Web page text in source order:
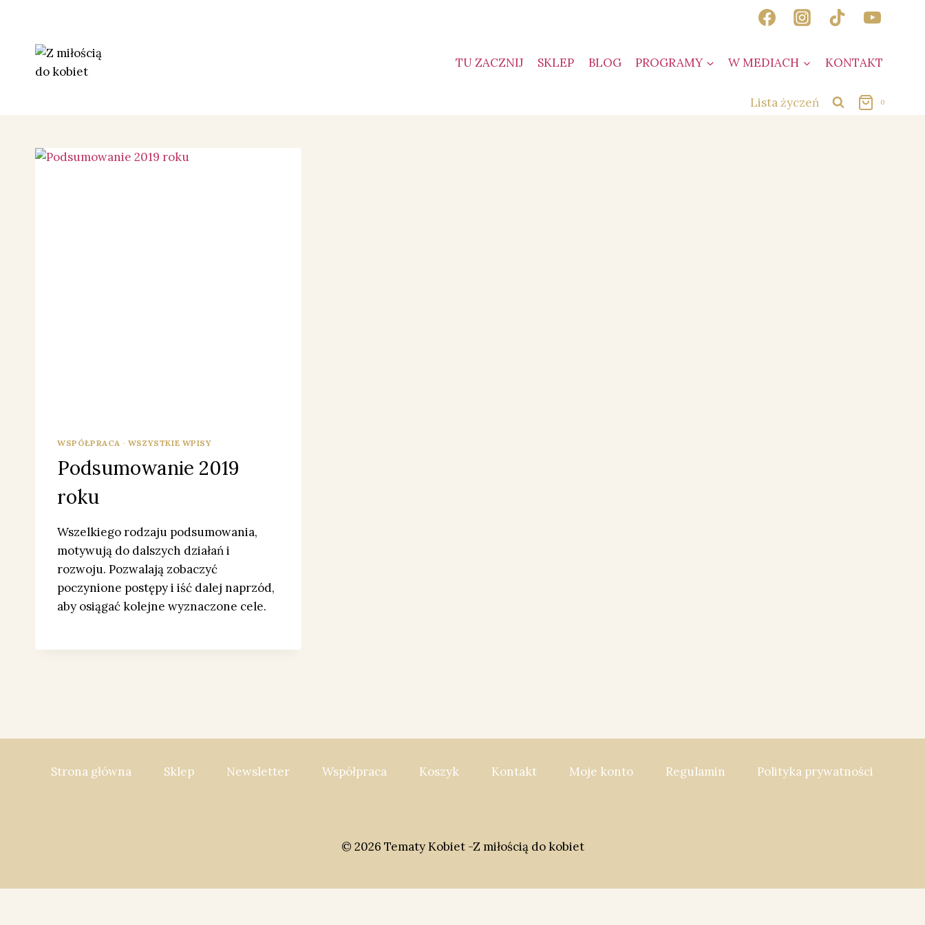
TU ZACZNIJ
SKLEP BLOG PROGRAMY W MEDIACH KONTAKT
Lista życzeń 0
WSPÓŁPRACA · WSZYSTKIE WPISY
Podsumowanie 2019
roku
Wszelkiego rodzaju podsumowania,
motywują do dalszych działań i
rozwoju. Pozwalają zobaczyć
poczynione postępy i iść dalej naprzód,
aby osiągać kolejne wyznaczone cele.
Strona główna Sklep Newsletter Współpraca Koszyk Kontakt Moje konto Regulamin Polityka prywatności
© 2026 Tematy Kobiet -Z miłością do kobiet